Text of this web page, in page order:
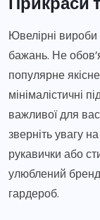
Ювелірні
бажань. Не
популярне
мінімалістичні
важливої для
зверніть увагу
рукавички або
улюблений
гардероб.